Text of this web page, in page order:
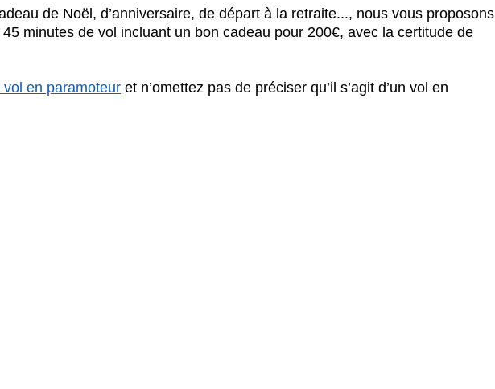
de Noël, d’anniversaire, de départ à la retraite..., nous vous proposons
minutes de vol incluant un bon cadeau pour 200€, avec la certitude de
en paramoteur et n’omettez pas de préciser qu’il s’agit d’un vol en